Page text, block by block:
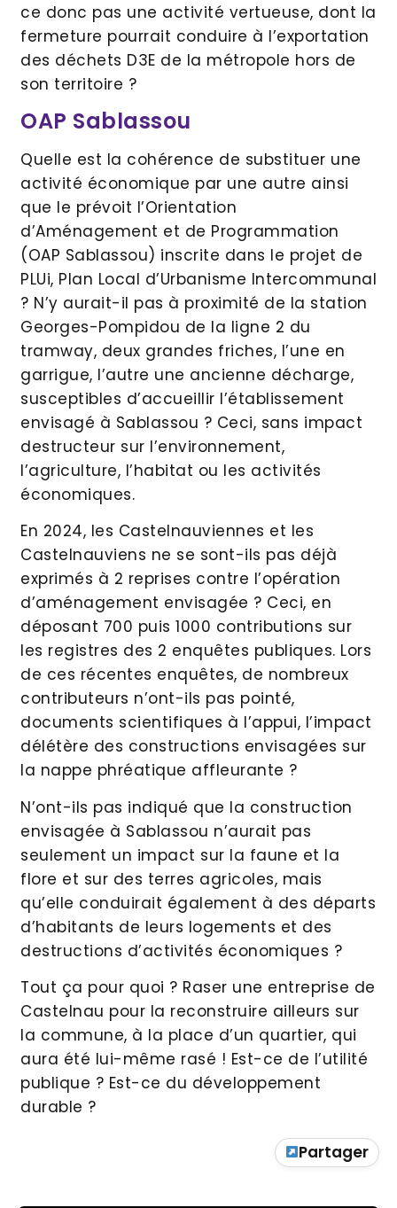
ce donc pas une activité vertueuse, dont la
fermeture pourrait conduire à l’exportation
des déchets D3E de la métropole hors de
son territoire ?
OAP Sablassou
Quelle est la cohérence de substituer une
activité économique par une autre ainsi
que le prévoit l’Orientation
d’Aménagement et de Programmation
(OAP Sablassou) inscrite dans le projet de
PLUi, Plan Local d’Urbanisme Intercommunal
? N’y aurait-il pas à proximité de la station
Georges-Pompidou de la ligne 2 du
tramway, deux grandes friches, l’une en
garrigue, l’autre une ancienne décharge,
susceptibles d’accueillir l’établissement
envisagé à Sablassou ? Ceci, sans impact
destructeur sur l’environnement,
l’agriculture, l’habitat ou les activités
économiques.
En 2024, les Castelnauviennes et les
Castelnauviens ne se sont-ils pas déjà
exprimés à 2 reprises contre l’opération
d’aménagement envisagée ? Ceci, en
déposant 700 puis 1000 contributions sur
les registres des 2 enquêtes publiques. Lors
de ces récentes enquêtes, de nombreux
contributeurs n’ont-ils pas pointé,
documents scientifiques à l’appui, l’impact
délétère des constructions envisagées sur
la nappe phréatique affleurante ?
N’ont-ils pas indiqué que la construction
envisagée à Sablassou n’aurait pas
seulement un impact sur la faune et la
flore et sur des terres agricoles, mais
qu’elle conduirait également à des départs
d’habitants de leurs logements et des
destructions d’activités économiques ?
Tout ça pour quoi ? Raser une entreprise de
Castelnau pour la reconstruire ailleurs sur
la commune, à la place d’un quartier, qui
aura été lui-même rasé ! Est-ce de l’utilité
publique ? Est-ce du développement
durable ?
Partager